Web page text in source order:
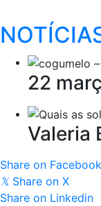
22
Valeria
Share on Facebook
𝕏 Share on X
Share on Linkedin